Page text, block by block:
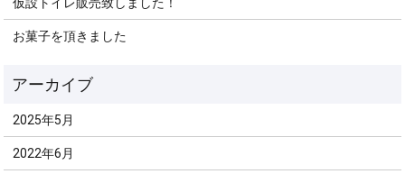
仮設トイレ販売致しました！
お菓子を頂きました
2025年5月
2022年6月